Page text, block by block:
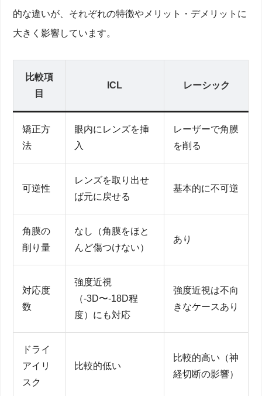
的な違いが、それぞれの特徴やメリット・デメリットに
大きく影響しています。
比較項
目
ICL レーシック
矯正方
法
眼内にレンズを挿
入
レーザーで角膜
を削る
可逆性
レンズを取り出せ
ば元に戻せる
基本的に不可逆
角膜の
削り量
なし（角膜をほと
んど傷つけない）
あり
対応度
数
強度近視
（-3D〜-18D程
度）にも対応
強度近視は不向
きなケースあり
ドライ
アイリ
スク
比較的低い
比較的高い（神
経切断の影響）